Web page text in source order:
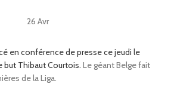
26 Avr
en conférence de presse ce jeudi le
but Thibaut Courtois. Le géant Belge fait
de la Liga.